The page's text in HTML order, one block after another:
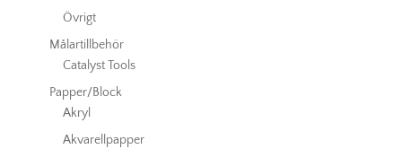
Övrigt
Målartillbehör
Catalyst Tools
Papper/Block
Akryl
Akvarellpapper